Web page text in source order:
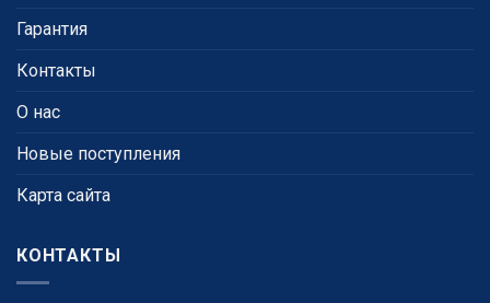
Гарантия
Контакты
О нас
Новые поступления
Карта сайта
КОНТАКТЫ